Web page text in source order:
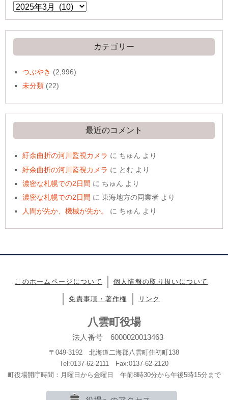
ア
ー
イ
ブ
カテゴリー
つぶやき (2,996)
未分類 (22)
最近のコメント
紆余曲折の河川監視カメラ に ちゅん より
紆余曲折の河川監視カメラ に とむ より
濃密な札幌での2日間 に ちゅん より
濃密な札幌での2日間 に東海地方の同業者 より
人間が先か、機械が先か。
に ちゅん より
このホームページについて 個人情報の取り扱いについて
免責事項・著作権 リンク
八雲町役場
法人番号 6000020013463
〒049-3192 北海道二海郡八雲町住初町138
Tel:0137-62-2111 Fax:0137-62-2120
町役場開庁時間：月曜日から金曜日 午前8時30分から午後5時15分まで